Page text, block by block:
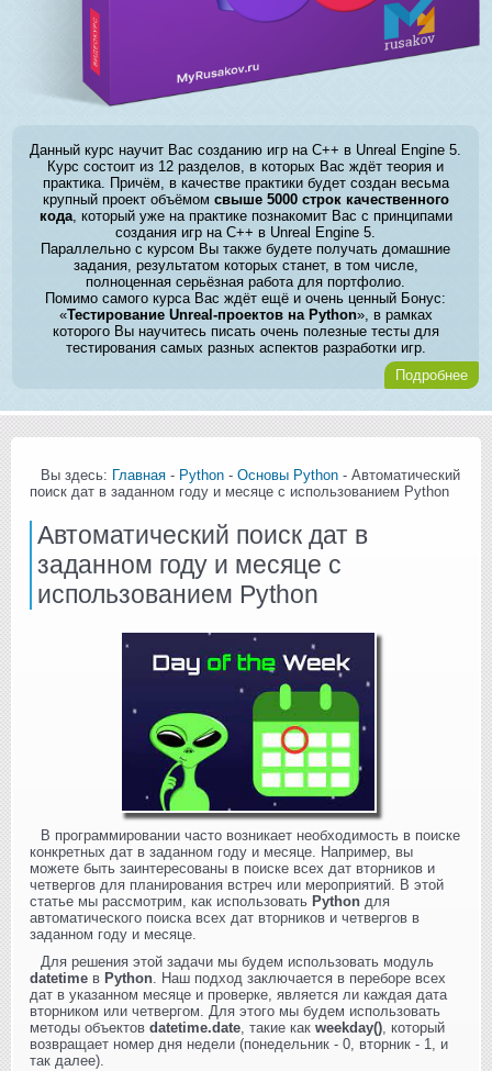
Данный курс научит Вас созданию игр на C++ в Unreal Engine 5.
Курс состоит из 12 разделов, в которых Вас ждёт теория и
практика. Причём, в качестве практики будет создан весьма
крупный проект объёмом свыше 5000 строк качественного
кода, который уже на практике познакомит Вас с принципами
создания игр на C++ в Unreal Engine 5.
Параллельно с курсом Вы также будете получать домашние
задания, результатом которых станет, в том числе,
полноценная серьёзная работа для портфолио.
Помимо самого курса Вас ждёт ещё и очень ценный Бонус:
«Тестирование Unreal-проектов на Python», в рамках
которого Вы научитесь писать очень полезные тесты для
тестирования самых разных аспектов разработки игр.
Подробнее
Вы здесь: Главная - Python - Основы Python - Автоматический
поиск дат в заданном году и месяце с использованием Python
Автоматический поиск дат в
заданном году и месяце с
использованием Python
В программировании часто возникает необходимость в поиске
конкретных дат в заданном году и месяце. Например, вы
можете быть заинтересованы в поиске всех дат вторников и
четвергов для планирования встреч или мероприятий. В этой
статье мы рассмотрим, как использовать Python для
автоматического поиска всех дат вторников и четвергов в
заданном году и месяце.
Для решения этой задачи мы будем использовать модуль
datetime в Python. Наш подход заключается в переборе всех
дат в указанном месяце и проверке, является ли каждая дата
вторником или четвергом. Для этого мы будем использовать
методы объектов datetime.date, такие как weekday(), который
возвращает номер дня недели (понедельник - 0, вторник - 1, и
так далее).